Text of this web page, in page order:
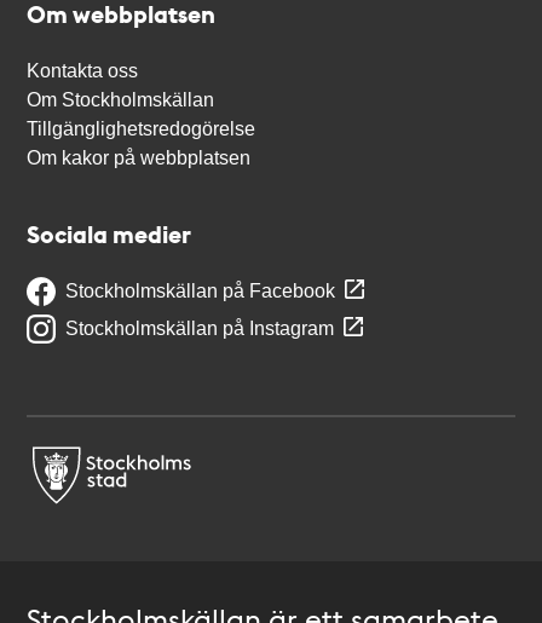
Om webbplatsen
Kontakta oss
Om Stockholmskällan
Tillgänglighetsredogörelse
Om kakor på webbplatsen
Sociala medier
Stockholmskällan på Facebook
Stockholmskällan på Instagram